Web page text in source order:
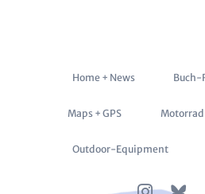
Navigation
Home + News Buch-
Maps + GPS Motorrad
Outdoor-Equipment